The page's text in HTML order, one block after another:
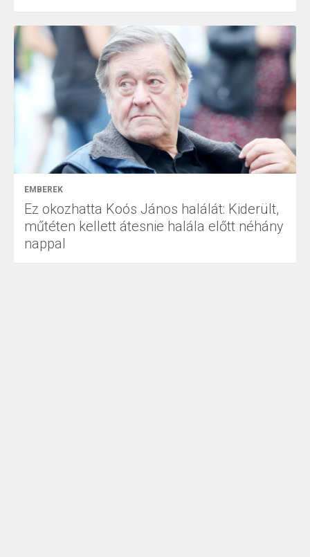
EMBEREK
Ez okozhatta Koós János halálát: Kiderült,
műtéten kellett átesnie halála előtt néhány
nappal